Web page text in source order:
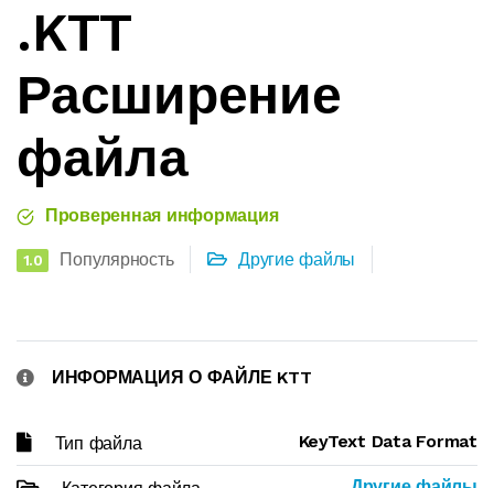
.KTT
Расширение
файла
Проверенная информация
1.0 Популярность Другие файлы
ИНФОРМАЦИЯ О ФАЙЛЕ KTT
Тип файла KeyText Data Format